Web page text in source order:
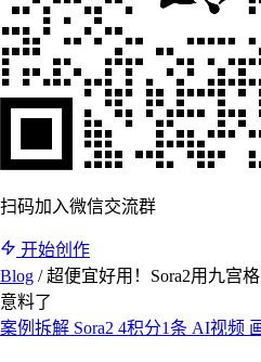
扫码加入微信交流群
开始创作
Blog / 超便宜好用！Sora2用九宫
意料了
案例拆解 Sora2 4积分1条 AI视频